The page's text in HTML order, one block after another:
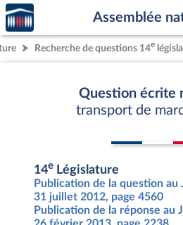
Aller au contenu
Aller en bas de la page
Accèder
à la
page
d'accueil
Assemblée
Recherche de questions 14e législature
Question écrite
transport de
14e Législature
Publication de la question au
31 juillet 2012, page 4560
Publication de la réponse au